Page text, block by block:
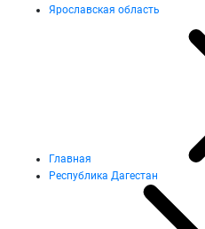
Ярославская область
Главная
Республика Дагестан